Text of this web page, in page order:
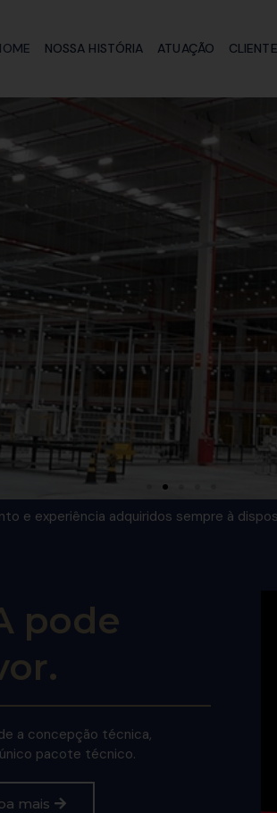
NOSSA HISTÓRIA ATUAÇÃO
e experiência adquiridos sempre à
pode
a concepção técnica,
pacote técnico.
mais